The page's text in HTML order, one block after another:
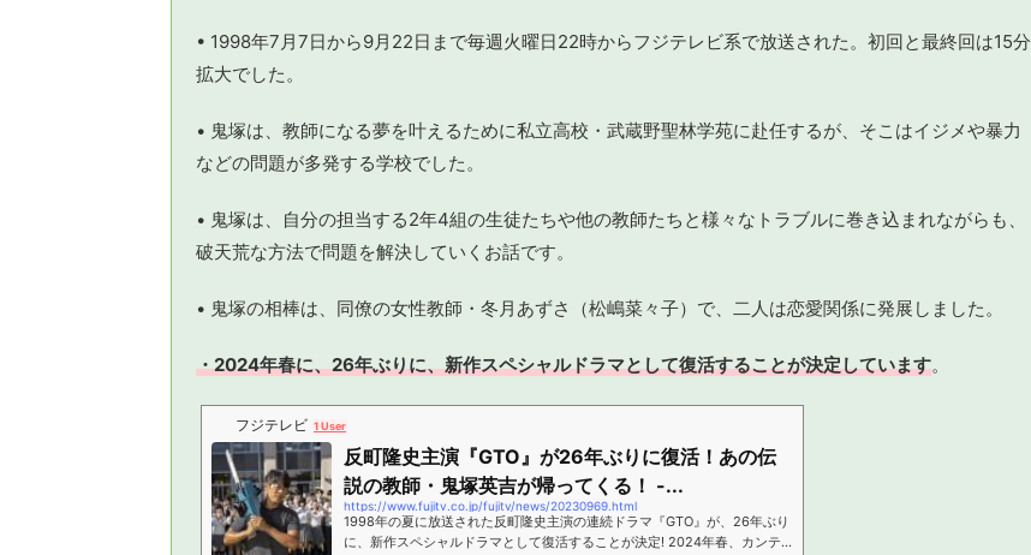
• 1998年7月7日から9月22日まで毎週火曜日22時からフジテレビ系で放送された。初回と最終回は15分
拡大でした。
• 鬼塚は、教師になる夢を叶えるために私立高校・武蔵野聖林学苑に赴任するが、そこはイジメや暴力
などの問題が多発する学校でした。
• 鬼塚は、自分の担当する2年4組の生徒たちや他の教師たちと様々なトラブルに巻き込まれながらも、
破天荒な方法で問題を解決していくお話です。
• 鬼塚の相棒は、同僚の女性教師・冬月あずさ（松嶋菜々子）で、二人は恋愛関係に発展しました。
・2024年春に、26年ぶりに、新作スペシャルドラマとして復活することが決定しています。
フジテレビ 1 User
反町隆史主演『GTO』が26年ぶりに復活！あの伝
説の教師・鬼塚英吉が帰ってくる！ -...
https://www.fujitv.co.jp/fujitv/news/20230969.html
1998年の夏に放送された反町隆史主演の連続ドラマ『GTO』が、26年ぶり
に、新作スペシャルドラマとして復活することが決定! 2024年春、カンテ